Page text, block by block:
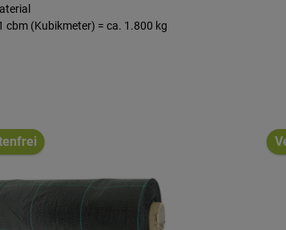
cbm (Kubikmeter) = ca. 1.800 kg